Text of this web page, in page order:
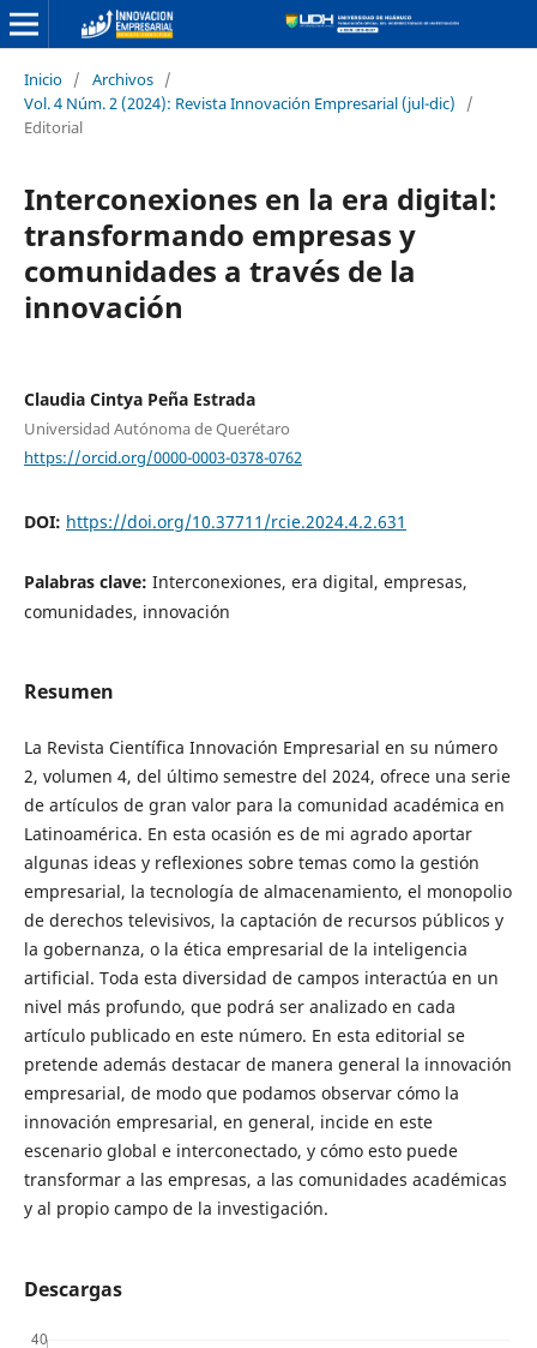
Inicio / Archivos /
Vol. 4 Núm. 2 (2024): Revista Innovación Empresarial (jul-dic)
/
Editorial
Interconexiones en la era digital:
transformando empresas y
comunidades a través de la
innovación
Claudia Cintya Peña Estrada
Universidad Autónoma de Querétaro
https://orcid.org/0000-0003-0378-0762
DOI: https://doi.org/10.37711/rcie.2024.4.2.631
Palabras clave: Interconexiones, era digital, empresas,
comunidades, innovación
Resumen
La Revista Científica Innovación Empresarial en su número
2, volumen 4, del último semestre del 2024, ofrece una serie
de artículos de gran valor para la comunidad académica en
Latinoamérica. En esta ocasión es de mi agrado aportar
algunas ideas y reflexiones sobre temas como la gestión
empresarial, la tecnología de almacenamiento, el monopolio
de derechos televisivos, la captación de recursos públicos y
la gobernanza, o la ética empresarial de la inteligencia
artificial. Toda esta diversidad de campos interactúa en un
nivel más profundo, que podrá ser analizado en cada
artículo publicado en este número. En esta editorial se
pretende además destacar de manera general la innovación
empresarial, de modo que podamos observar cómo la
innovación empresarial, en general, incide en este
escenario global e interconectado, y cómo esto puede
transformar a las empresas, a las comunidades académicas
y al propio campo de la investigación.
Descargas